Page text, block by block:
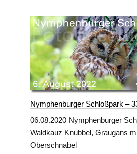
Nymphenburger Schloßpark –
06.08.2020 Nymphenburger
Waldkauz Knubbel, Graugans
Oberschnabel